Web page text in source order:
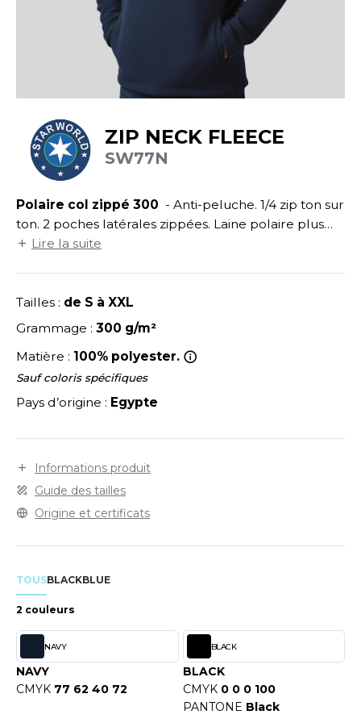
DE SERIE
VISIBILITE
MODULABLES
DE MAISON
IN EUROPE
LABEL / TEAR AWAY
SHOPPING
YOUR BRAND
SI ON L'APPELAIT FRANCIS
HALES
ROW
OF THE LOOM VINTAGE
DE LA MER
ECORESPONSABLE
ZIP NECK FLEECE
SW77N
Polaire col zippé 300
ton. 2 poches latérales zippées. Laine polaire plus
rase et plus actuelle.
Lire la suite
Tailles : de S à XXL
Grammage : 300 g/m²
Matière : 100% polyester.
Sauf coloris spécifiques
Pays d’origine : Egypte
Informations produit
Guide des tailles
Origine et certificats
TOUSBLACKBLUE
2 couleurs
NAVY
NAVY
CMYK 77 62 40 72
BLACK
BLACK
CMYK 0 0 0 100
PANTONE Black